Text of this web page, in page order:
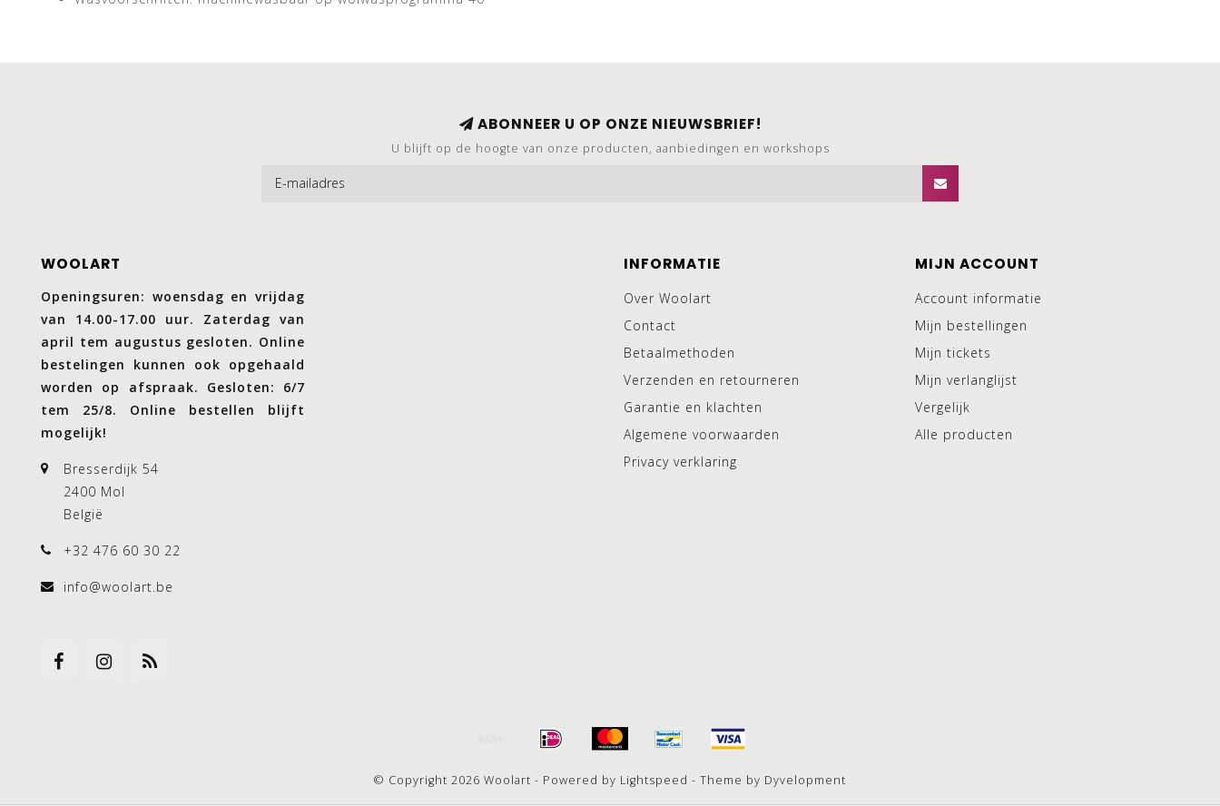
ABONNEER U OP ONZE NIEUWSBRIEF!
U blijft op de hoogte van onze producten, aanbiedingen en workshops
WOOLART
Openingsuren: woensdag en vrijdag
van 14.00-17.00 uur. Zaterdag van
april tem augustus gesloten. Online
bestelingen kunnen ook opgehaald
worden op afspraak. Gesloten: 6/7
tem 25/8. Online bestellen blijft
mogelijk!
Bresserdijk 54
2400 Mol
België
+32 476 60 30 22
info@woolart.be
INFORMATIE
Over Woolart
Contact
Betaalmethoden
Verzenden en retourneren
Garantie en klachten
Algemene voorwaarden
Privacy verklaring
MIJN ACCOUNT
Account informatie
Mijn bestellingen
Mijn tickets
Mijn verlanglijst
Vergelijk
Alle producten
© Copyright 2026 Woolart - Powered by Lightspeed - Theme by Dyvelopment